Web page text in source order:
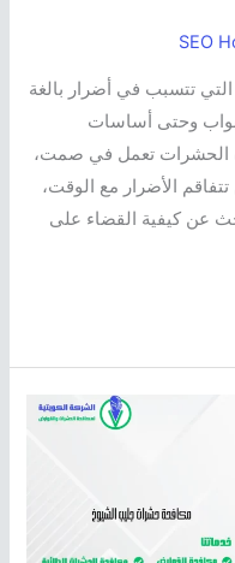
SEO
تتسبب في أضرار بالغة
وحتى أساسات
الحشرات تعمل في صمت،
تتفاقم الأضرار مع الوقت،
عن كيفية القضاء على